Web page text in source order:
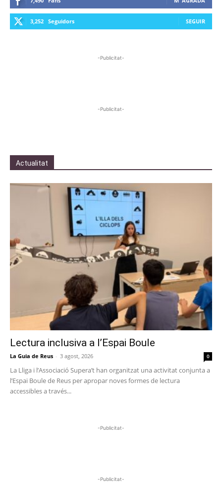
3,252 Seguidors SEGUIR
-Publicitat-
-Publicitat-
Actualitat
Lectura inclusiva a l’Espai Boule
La Guia de Reus - 3 agost, 2026 0
La Lliga i l’Associació Supera’t han organitzat una activitat conjunta a
l’Espai Boule de Reus per apropar noves formes de lectura
accessibles a través...
-Publicitat-
-Publicitat-